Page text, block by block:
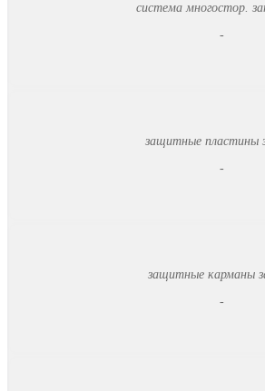
система многостор.
-
защитные пластины
-
защитные карманы
-